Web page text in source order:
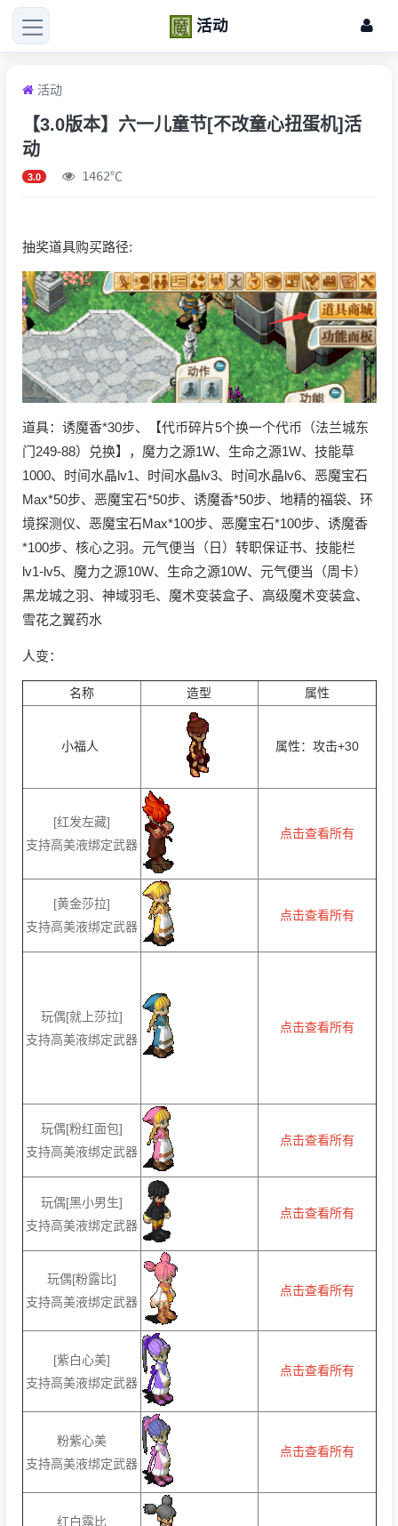
活动
活动
【3.0版本】六一儿童节[不改童心扭蛋机]活
动
3.0 1462℃
抽奖道具购买路径:
道具：诱魔香*30步、【代币碎片5个换一个代币（法兰城东
门249-88）兑换】，魔力之源1W、生命之源1W、 技能草
1000、时间水晶lv1、时间水晶lv3、 时间水晶lv6、恶魔宝石
Max*50步、恶魔宝石*50步、诱魔香*50步、地精的福袋、环
境探测仪、恶魔宝石Max*100步、恶魔宝石*100步、诱魔香
*100步、核心之羽。元气便当（日）转职保证书、技能栏
lv1-lv5、魔力之源10W、生命之源10W、元气便当（周卡）
黑龙城之羽、神域羽毛、魔术变装盒子、 高级魔术变装盒、
雪花之翼药水
人变：
名称 造型 属性
小福人 属性：攻击+30
[红发左藏]
支持高美液绑定武器
点击查看所有
[黄金莎拉]
支持高美液绑定武器
点击查看所有
玩偶[就上莎拉]
支持高美液绑定武器
点击查看所有
玩偶[粉红面包]
支持高美液绑定武器
点击查看所有
玩偶[黑小男生]
支持高美液绑定武器
点击查看所有
玩偶[粉露比]
支持高美液绑定武器
点击查看所有
[紫白心美]
支持高美液绑定武器
点击查看所有
粉紫心美
支持高美液绑定武器
点击查看所有
红白露比